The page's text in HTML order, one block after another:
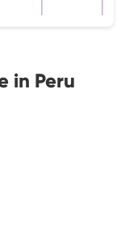
in Peru